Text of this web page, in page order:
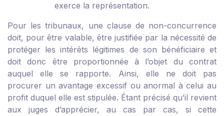
exerce la représentation.
Pour les tribunaux, une clause de non-concurrence
doit, pour être valable, être justifiée par la nécessité de
protéger les intérêts légitimes de son bénéficiaire et
doit donc être proportionnée à l’objet du contrat
auquel elle se rapporte. Ainsi, elle ne doit pas
procurer un avantage excessif ou anormal à celui au
profit duquel elle est stipulée. Étant précisé qu’il revient
aux juges d’apprécier, au cas par cas, si cette